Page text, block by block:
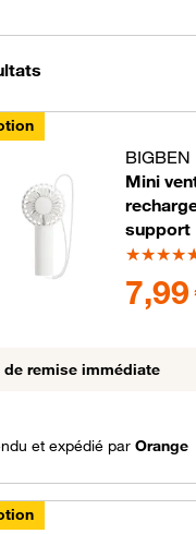
BIGBEN
Mini
support
7,99
de remise immédiate
et expédié parOrange